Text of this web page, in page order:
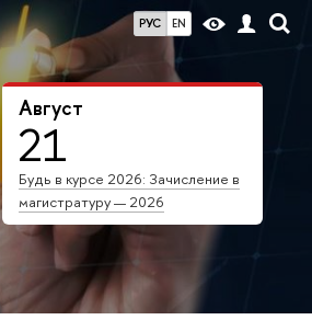
РУС EN
Август
21
Будь в курсе 2026: Зачисление в
магистратуру — 2026